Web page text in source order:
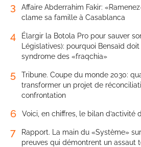
3
Affaire Abderrahim Fakir:
clame sa famille à Casablanca
4
Élargir la Botola Pro pour sauver
Législatives): pourquoi Bensaïd
syndrome des «fraqchia»
5
Tribune. Coupe du monde 2030:
transformer un projet de
confrontation
6 Voici, en chiffres, le bilan d’activité
7
Rapport. La main du «Système»
preuves qui démontrent un assaut